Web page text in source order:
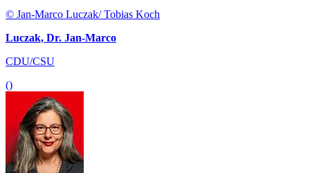
© Jan-Marco Luczak/ Tobias Koch
Luczak, Dr. Jan-Marco
CDU/CSU
()